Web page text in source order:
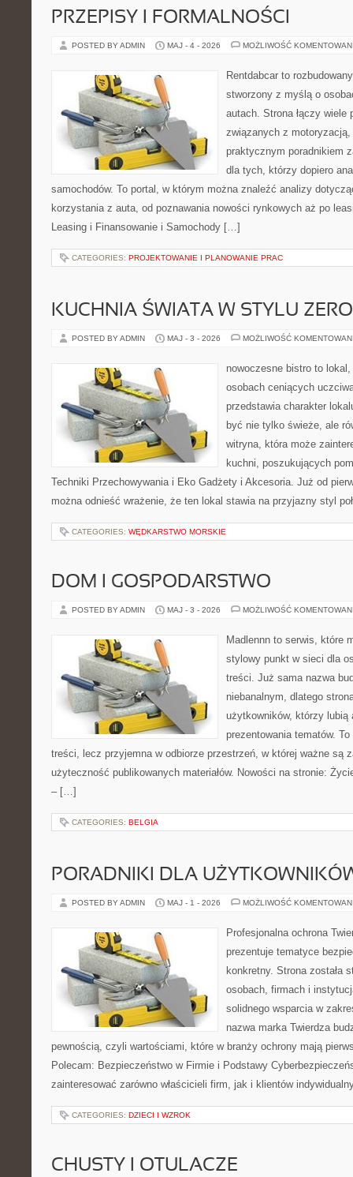
PRZEPISY I FORMALNOŚCI
POSTED BY ADMIN MAJ - 4 - 2026 MOŻLIWOŚĆ
Rentdabcar to
stworzony z myślą o
autach. Strona łączy wiele
związanych z
praktycznym poradnikiem
dla tych, którzy dopiero
samochodów. To portal, w którym można znaleźć analizy
korzystania z auta, od poznawania nowości rynkowych aż po
Leasing i Finansowanie i Samochody […]
CATEGORIES: PROJEKTOWANIE I PLANOWANIE PRAC
KUCHNIA ŚWIATA W STYLU
POSTED BY ADMIN MAJ - 3 - 2026 MOŻLIWOŚĆ
nowoczesne bistro to
osobach ceniących
przedstawia charakter
być nie tylko świeże, ale
witryna, która może
kuchni, poszukujących
Techniki Przechowywania i Eko Gadżety i Akcesoria. Już od
można odnieść wrażenie, że ten lokal stawia na przyjazny styl
CATEGORIES: WĘDKARSTWO MORSKIE
DOM I GOSPODARSTWO
POSTED BY ADMIN MAJ - 3 - 2026 MOŻLIWOŚĆ
Madlennn to serwis, które
stylowy punkt w sieci dla
treści. Już sama nazwa
niebanalnym, dlatego
użytkowników, którzy lubią
prezentowania tematów.
treści, lecz przyjemna w odbiorze przestrzeń, w której ważne są
użyteczność publikowanych materiałów. Nowości na stronie:
– […]
CATEGORIES: BELGIA
PORADNIKI DLA
POSTED BY ADMIN MAJ - 1 - 2026 MOŻLIWOŚĆ
Profesjonalna ochrona
prezentuje tematyce
konkretny. Strona została
osobach, firmach i
solidnego wsparcia w
nazwa marka Twierdza
pewnością, czyli wartościami, które w branży ochrony mają
Polecam: Bezpieczeństwo w Firmie i Podstawy
zainteresować zarówno właścicieli firm, jak i klientów
CATEGORIES: DZIECI I WZROK
CHUSTY I OTULACZE